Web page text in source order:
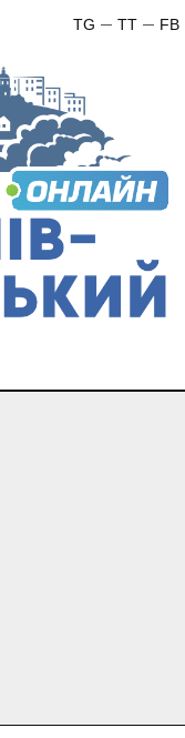
FB
TT
TG